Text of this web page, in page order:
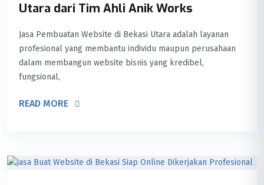
Utara dari Tim Ahli Anik Works
Jasa Pembuatan Website di Bekasi Utara adalah layanan
profesional yang membantu individu maupun perusahaan
dalam membangun website bisnis yang kredibel,
fungsional,
READ MORE